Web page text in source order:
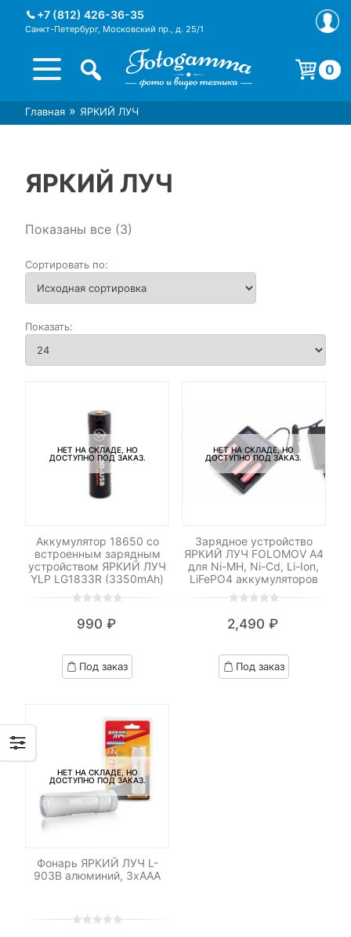
+7 (812) 426-36-35
Санкт-Петербург, Московский пр., д. 25/1
Интернет-магазин фототехники
Магазин фотоаксессуаров foto-
0
Главная » ЯРКИЙ ЛУЧ
ЯРКИЙ ЛУЧ
Показаны все (3)
НЕТ НА СКЛАДЕ, НО
ДОСТУПНО ПОД ЗАКАЗ.
Аккумулятор 18650 со
встроенным зарядным
устройством ЯРКИЙ ЛУЧ
YLP LG1833R (3350mAh)
out
based
on
990₽
Под заказ
НЕТ НА СКЛАДЕ, НО
ДОСТУПНО ПОД ЗАКАЗ.
Зарядное устройство
ЯРКИЙ ЛУЧ FOLOMOV A4
для Ni-MH, Ni-Cd, Li-Ion,
LiFePO4 аккумуляторов
out
based
on
2,490₽
Под заказ
НЕТ НА СКЛАДЕ, НО
ДОСТУПНО ПОД ЗАКАЗ.
Фонарь ЯРКИЙ ЛУЧ L-
903B алюминий, 3xAAA